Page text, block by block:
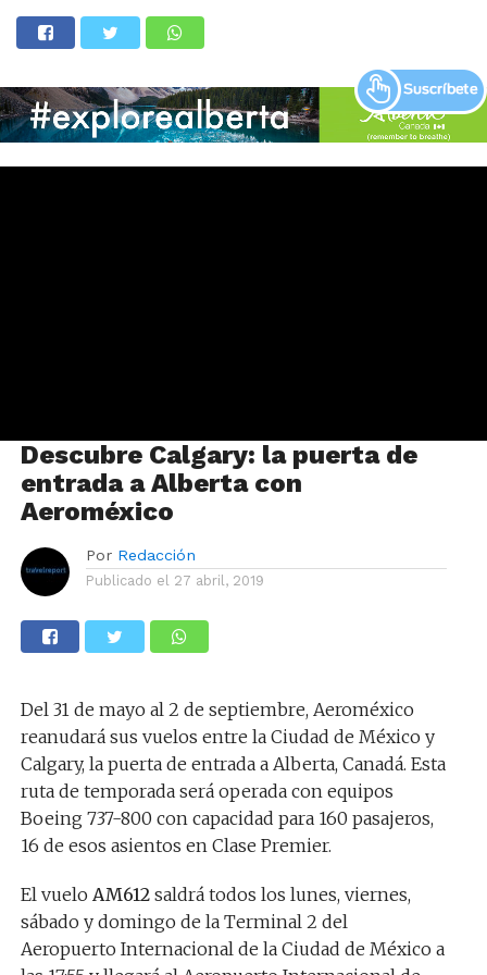
Descubre Calgary: la puerta de
entrada a Alberta con
Aeroméxico
Por Redacción
Publicado el 27 abril, 2019
Del 31 de mayo al 2 de septiembre, Aeroméxico
reanudará sus vuelos entre la Ciudad de México y
Calgary, la puerta de entrada a Alberta, Canadá. Esta
ruta de temporada será operada con equipos
Boeing 737-800 con capacidad para 160 pasajeros,
16 de esos asientos en Clase Premier.
El vuelo AM612saldrá todos los lunes, viernes,
sábado y domingo de la Terminal 2 del
Aeropuerto Internacional de la Ciudad de México a